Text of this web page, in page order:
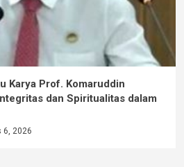
Karya Prof. Komaruddin
dan Spiritualitas dalam
6, 2026